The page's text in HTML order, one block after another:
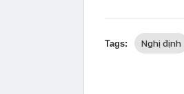
Tags: Nghị định